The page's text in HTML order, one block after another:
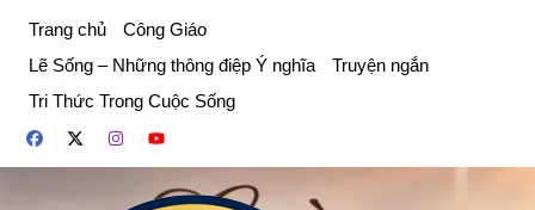
phần
dung
Trang chủ
Công Giáo
Lẽ Sống – Những thông điệp Ý nghĩa
Truyện ngắn
Tri Thức Trong Cuộc Sống